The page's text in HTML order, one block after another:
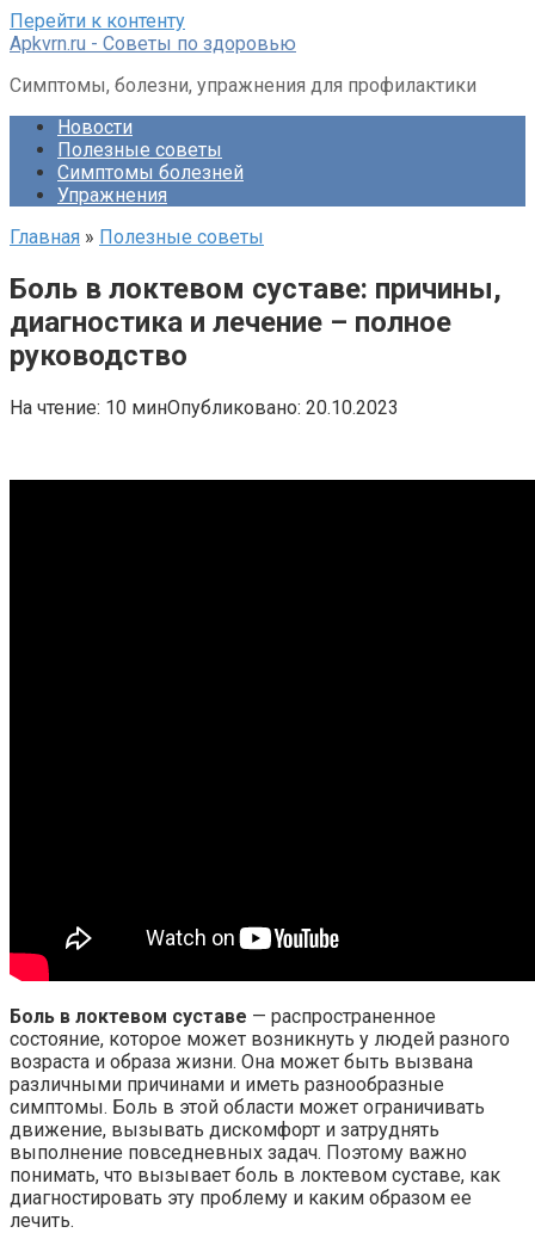
Перейти к контенту
Apkvrn.ru - Советы по здоровью
Симптомы, болезни, упражнения для профилактики
Новости
Полезные советы
Симптомы болезней
Упражнения
Главная » Полезные советы
Боль в локтевом суставе: причины,
диагностика и лечение – полное
руководство
На чтение: 10 минОпубликовано: 20.10.2023
Боль в локтевом суставе — распространенное
состояние, которое может возникнуть у людей разного
возраста и образа жизни. Она может быть вызвана
различными причинами и иметь разнообразные
симптомы. Боль в этой области может ограничивать
движение, вызывать дискомфорт и затруднять
выполнение повседневных задач. Поэтому важно
понимать, что вызывает боль в локтевом суставе, как
диагностировать эту проблему и каким образом ее
лечить.